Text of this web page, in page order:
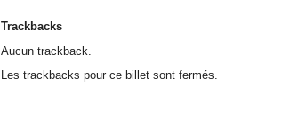
Trackbacks
Aucun trackback.
Les trackbacks pour ce billet sont fermés.